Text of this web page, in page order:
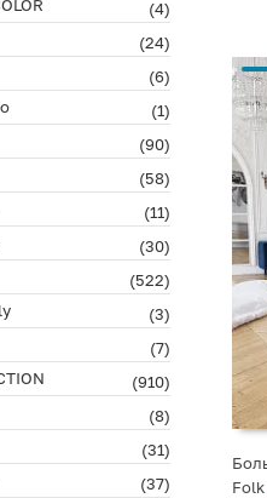
(4)
(24)
(6)
(1)
(90)
(58)
(11)
(30)
(522)
(3)
(7)
(910)
(8)
(31)
(37)
Folk